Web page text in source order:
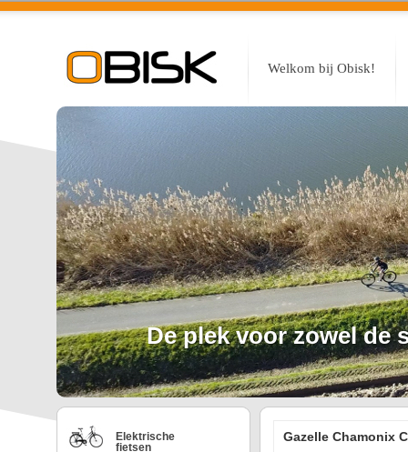
Welkom bij Obisk!
De plek voor zowel de
Elektrische
fietsen
Gazelle Chamonix